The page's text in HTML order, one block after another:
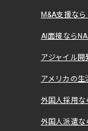
M&A支援な
AI面接なら
アジャイル
アメリカの
外国人採用
外国人派遣な